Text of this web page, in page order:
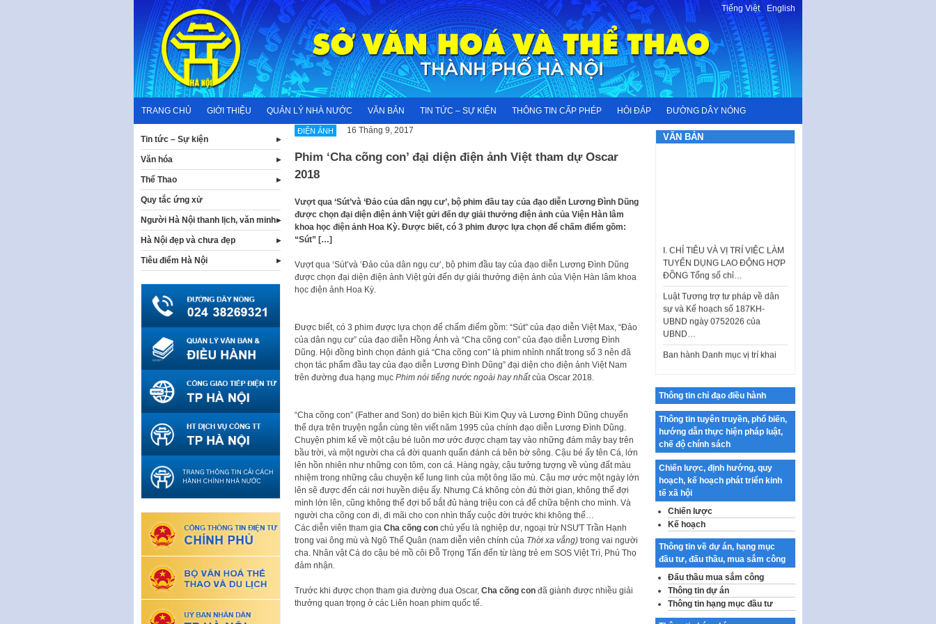
content
Tiếng Việt-English
TRANG CHỦ GIỚI THIỆU QUẢN LÝ NHÀ NƯỚC VĂN BẢN TIN TỨC – SỰ KIỆN THÔNG TIN CẤP PHÉP HỎI ĐÁP ĐƯỜNG DÂY NÓNG
ĐIỆN ẢNH 16 Tháng 9, 2017
Phim ‘Cha cõng con’ đại diện điện ảnh Việt tham dự Oscar
2018
Vượt qua ‘Sút’và ‘Đảo của dân ngụ cư’, bộ phim đầu tay của đạo diễn Lương Đình Dũng
được chọn đại diện điện ảnh Việt gửi đến dự giải thưởng điện ảnh của Viện Hàn lâm
khoa học điện ảnh Hoa Kỳ. Được biết, có 3 phim được lựa chọn để chấm điểm gồm:
“Sút” […]
Vượt qua ‘Sút’và ‘Đảo của dân ngụ cư’, bộ phim đầu tay của đạo diễn Lương Đình Dũng
được chọn đại diện điện ảnh Việt gửi đến dự giải thưởng điện ảnh của Viện Hàn lâm khoa
học điện ảnh Hoa Kỳ.
Được biết, có 3 phim được lựa chọn để chấm điểm gồm: “Sút” của đạo diễn Việt Max, “Đảo
của dân ngụ cư” của đạo diễn Hồng Ánh và “Cha cõng con” của đạo diễn Lương Đình
Dũng. Hội đồng bình chọn đánh giá “Cha cõng con” là phim nhỉnh nhất trong số 3 nên đã
chọn tác phẩm đầu tay của đạo diễn Lương Đình Dũng” đại diện cho điện ảnh Việt Nam
trên đường đua hạng mục Phim nói tiếng nước ngoài hay nhấtcủa Oscar 2018.
“Cha cõng con” (Father and Son) do biên kịch Bùi Kim Quy và Lương Đình Dũng chuyển
thể dựa trên truyện ngắn cùng tên viết năm 1995 của chính đạo diễn Lương Đình Dũng.
Chuyện phim kể về một cậu bé luôn mơ ước được chạm tay vào những đám mây bay trên
bầu trời, và một người cha cả đời quanh quẩn đánh cá bên bờ sông. Cậu bé ấy tên Cá, lớn
lên hồn nhiên như những con tôm, con cá. Hàng ngày, cậu tưởng tượng về vùng đất màu
nhiệm trong những câu chuyện kể lung linh của một ông lão mù. Cậu mơ ước một ngày lớn
lên sẽ được đến cái nơi huyền diệu ấy. Nhưng Cá không còn đủ thời gian, không thể đợi
mình lớn lên, cũng không thể đợi bố bắt đủ hàng triệu con cá để chữa bệnh cho mình. Và
người cha cõng con đi, đi mãi cho con nhìn thấy cuộc đời trước khi không thể…
Các diễn viên tham gia Cha cõng conchủ yếu là nghiệp dư, ngoại trừ NSƯT Trần Hạnh
trong vai ông mù và Ngô Thế Quân (nam diễn viên chính của Thời xa vắng)trong vai người
cha. Nhân vật Cá do cậu bé mồ côi Đỗ Trọng Tấn đến từ làng trẻ em SOS Việt Trì, Phú Thọ
đảm nhận.
Trước khi được chọn tham gia đường đua Oscar, Cha cõng conđã giành được nhiều giải
thưởng quan trọng ở các Liên hoan phim quốc tế.
Tin tức – Sự kiện
Văn hóa
Thể Thao
Quy tắc ứng xử
Người Hà Nội thanh lịch, văn minh
Hà Nội đẹp và chưa đẹp
Tiêu điểm Hà Nội
VĂN BẢN
TUYỂN DỤNG LAO ĐỘNG HỢP
ĐỒNG Tổng số chỉ…
sự và Kế hoạch số 187KH-
UBND ngày 0752026 của
UBND…
thác quảng cáo trên địa bàn
Kế hoạch Tổ chức Cuộc thi
chính luận về bảo vệ nền tảng tư
tưởng của Đảng…
Công bố công khai dự toán kinh
phí xây dựng pháp luật, hoàn
thiện thể chế, chính…
Quy định về nghiên cứu, ứng
dụng khoa học, công nghệ, đổi
mới sáng tạo và chuyển…
Quy định chi tiết và hướng dẫn
thi hành một số điều của Luật Lý
lịch tư…
Sửa đổi, bổ sung một số nội
dung tại Nghị quyết số 30/NQ-
CP ngày 24 tháng 02…
Ban hành Chương trình hành
Thông tin chỉ đạo điều hành
Thông tin tuyên truyền, phổ biến,
hướng dẫn thực hiện pháp luật,
chế độ chính sách
Chiến lược, định hướng, quy
hoạch, kế hoạch phát triển kinh
tế xã hội
Chiến lược
Kế hoạch
Thông tin về dự án, hạng mục
đầu tư, đấu thầu, mua sắm công
Đấu thầu mua sắm công
Thông tin dự án
Thông tin hạng mục đầu tư